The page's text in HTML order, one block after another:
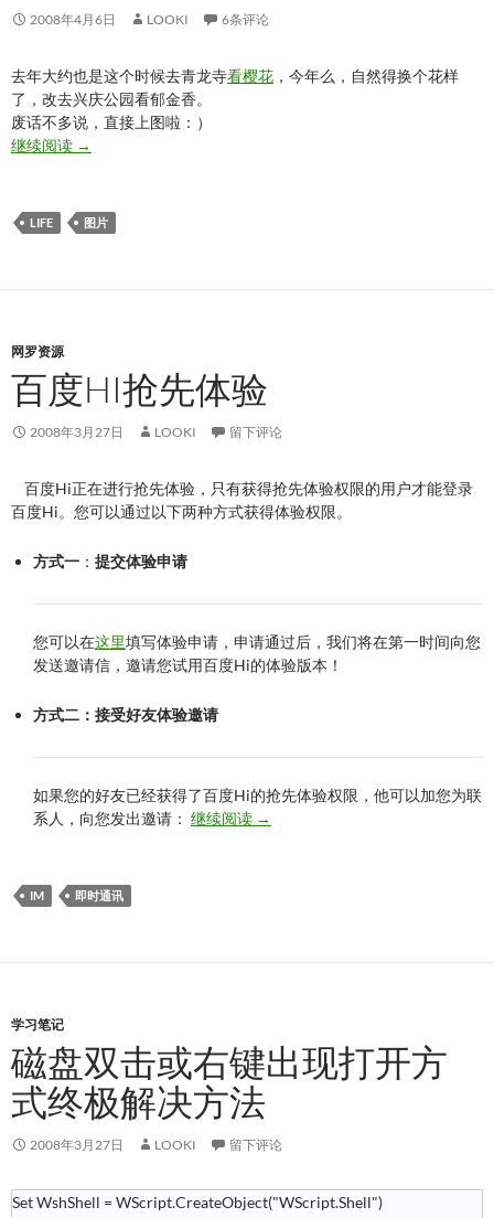
2008年4月6日 LOOKI 6条评论
去年大约也是这个时候去青龙寺看樱花 ，今年么，自然得换个花样
了，改去兴庆公园看郁金香。
废话不多说，直接上图啦：）
继续阅读又是一年春来到
→
LIFE 图片
网罗资源
百度HI抢先体验
2008年3月27日 LOOKI 留下评论
百度Hi正在进行抢先体验，只有获得抢先体验权限的用户才能登录
百度Hi。您可以通过以下两种方式获得体验权限。
方式一 ： 提交体验申请
您可以在这里填写体验申请，申请通过后，我们将在第一时间向您
发送邀请信，邀请您试用百度Hi的体验版本！
方式二：接受好友体验邀请
如果您的好友已经获得了百度Hi的抢先体验权限，他可以加您为联
系人，向您发出邀请： 继续阅读百度Hi抢先体验
→
IM 即时通讯
学习笔记
磁盘双击或右键出现打开方
式终极解决方法
2008年3月27日 LOOKI 留下评论
Set WshShell = WScript.CreateObject("WScript.Shell")